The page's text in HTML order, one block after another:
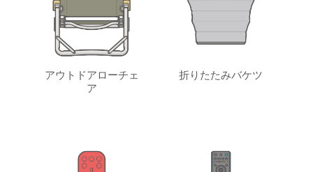
アウトドアローチェ
ア
折りたたみバケツ